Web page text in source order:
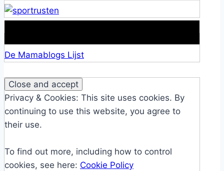
De Mamablogs Lijst
Privacy & Cookies: This site uses cookies. By
continuing to use this website, you agree to
their use.
To find out more, including how to control
cookies, see here: Cookie Policy